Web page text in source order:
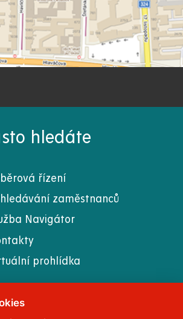
hledáte
řízení
zaměstnanců
Navigátor
prohlídka